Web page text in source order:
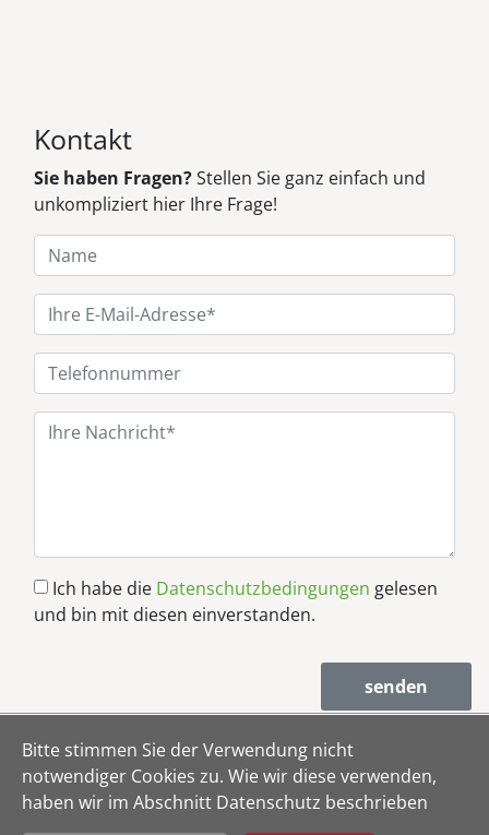
Bitte stimmen Sie der Verwendung nicht
notwendiger Cookies zu. Wie wir diese verwenden,
haben wir im Abschnitt Datenschutz beschrieben
Kontakt
Sie haben Fragen?Stellen Sie ganz einfach und
unkompliziert hier Ihre Frage!
Ich habe die Datenschutzbedingungen gelesen
und bin mit diesen einverstanden.
senden
Datenschutz | Impressum